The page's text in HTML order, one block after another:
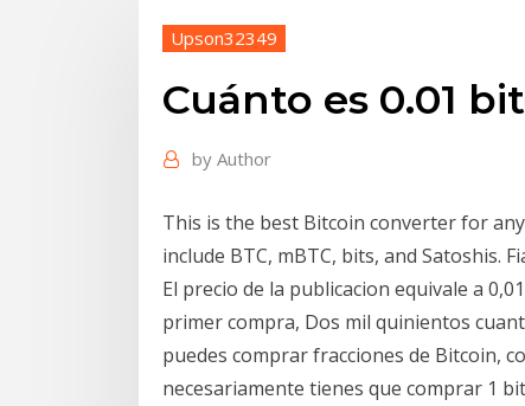
Upson32349
Cuánto es 0.01
by Author
This is the best Bitcoin converter for
include BTC, mBTC, bits, and Satoshis.
El precio de la publicacion equivale a
primer compra, Dos mil quinientos
puedes comprar fracciones de Bitcoin,
necesariamente tienes que comprar 1